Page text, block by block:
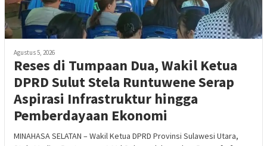
Agustus 5, 2026
Reses di Tumpaan Dua, Wakil Ketua
DPRD Sulut Stela Runtuwene Serap
Aspirasi Infrastruktur hingga
Pemberdayaan Ekonomi
MINAHASA SELATAN – Wakil Ketua DPRD Provinsi Sulawesi Utara,